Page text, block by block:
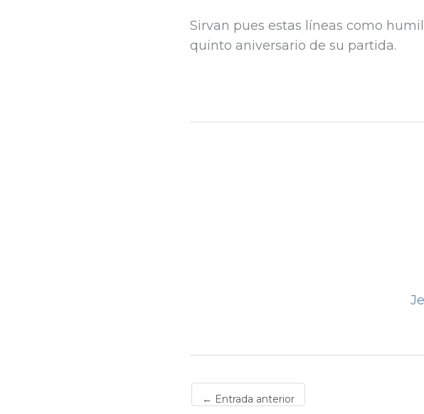
Sirvan pues estas líneas como
quinto aniversario de su partida.
← Entrada anterior